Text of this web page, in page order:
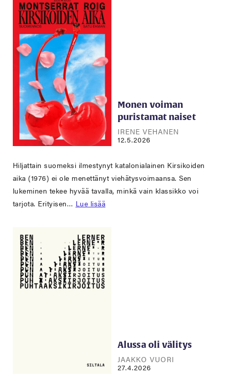
Monen voiman
puristamat naiset
IRENE VEHANEN
12.5.2026
Hiljattain suomeksi ilmestynyt katalonialainen Kirsikoiden
aika (1976) ei ole menettänyt viehätysvoimaansa. Sen
lukeminen tekee hyvää tavalla, minkä vain klassikko voi
tarjota. Erityisen… Lue lisää
Alussa oli välitys
JAAKKO VUORI
27.4.2026